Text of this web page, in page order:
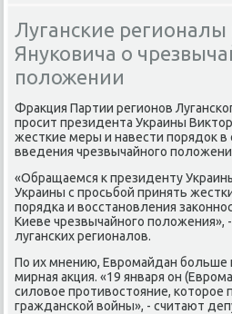
Луганские регионалы
Януковича о
положении
Фракция Партии регионов
просит президента Украины
жесткие меры и навести порядок
введения чрезвычайного
«Обращаемся к президенту
Украины с просьбой принять
порядка и восстановления
Киеве чрезвычайного положения»,
луганских регионалов.
По их мнению, Евромайдан больше
мирная акция. «19 января он
силовое противостояние, которое
гражданской войны», - считают